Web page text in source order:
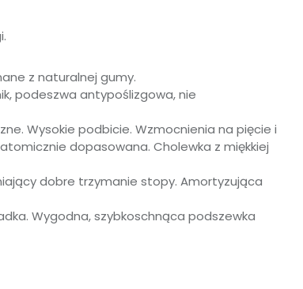
z naturalnej gumy.
podeszwa antypoślizgowa, nie
Wysokie podbicie. Wzmocnienia na pięcie i
dopasowana. Cholewka z miękkiej
dobre trzymanie stopy. Amortyzująca
Wygodna, szybkoschnąca podszewka